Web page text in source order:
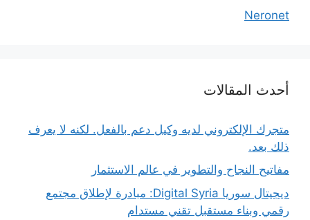
Neronet
أحدث المقالات
متجرك الإلكتروني لديه وكيل دعم بالفعل. لكنه لا يعرف
ذلك بعد.
مفاتيح النجاح والتطوير في عالم الاستثمار
ديجيتال سوريا Digital Syria: مبادرة لإطلاق مجتمع
رقمي وبناء مستقبل تقني مستدام